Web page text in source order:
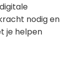
nodig en
je helpen